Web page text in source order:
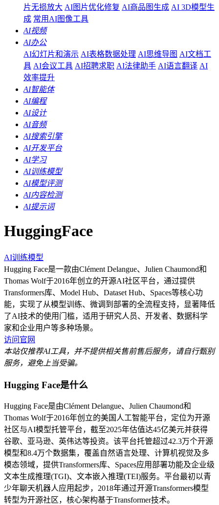
片无损放大 AI图片优化修复 AI商品图生成 AI 3D模型生
成 常用AI图像工具
AI视频
AI办公
AI幻灯片和演示 AI表格数据处理 AI思维导图 AI文档工
具 AI会议工具 AI招聘求职 AI法律助手 AI语言翻译 AI
效率提升
AI智能体
AI编程
AI设计
AI音频
AI搜索引擎
AI开发平台
AI学习
AI训练模型
AI模型评测
AI内容检测
AI提示词
HuggingFace
AI训练模型
Hugging Face是一款由Clément Delangue、Julien Chaumond和
Thomas Wolf于2016年创立的开源AI社区平台，通过提供
Transformers库、Model Hub、Dataset Hub、Spaces等核心功
能，实现了从模型训练、微调到部署的全流程支持，显著降低
了AI技术的使用门槛，适用于研究人员、开发者、数据科学
家和企业用户等多种场景。
访问官网
本站仅推荐AI工具，并不提供相关售前售后服务，请自行甄别
服务，避免上当受骗。
Hugging Face是什么
Hugging Face是由Clément Delangue、Julien Chaumond和
Thomas Wolf于2016年创立的美国人工智能平台，定位为开源
社区与AI模型托管平台，截至2025年估值达45亿美元并获得
谷歌、亚马逊、英伟达等投资。该平台托管超过42.3万个开源
模型和8.4万个数据集，覆盖自然语言处理、计算机视觉及多
模态领域，提供Transformers库、Spaces应用部署功能及企业级
文本生成推理(TGI)、文本嵌入推理(TEI)服务。平台最初以青
少年聊天机器人应用起步，2018年通过开源Transformers模型
转型为开源社区，核心架构基于Transformer技术。